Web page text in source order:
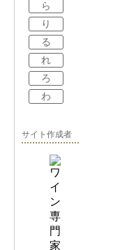
ら
り
る
れ
ろ
わ
サイト作成者